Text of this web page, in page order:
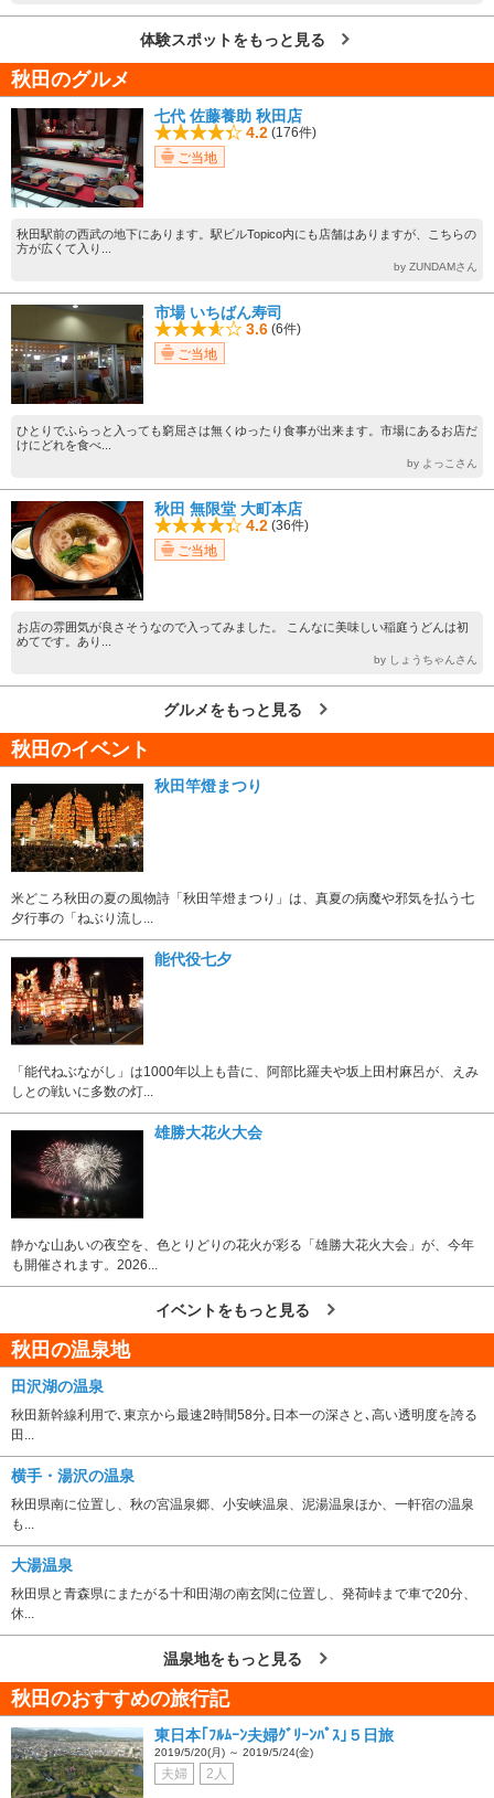
体験スポットをもっと見る
秋田のグルメ
七代 佐藤養助 秋田店
4.2 (176件)
ご当地
秋田駅前の西武の地下にあります。駅ビルTopico内にも店舗はありますが、こちらの
方が広くて入り...
by ZUNDAMさん
市場 いちばん寿司
3.6 (6件)
ご当地
ひとりでふらっと入っても窮屈さは無くゆったり食事が出来ます。市場にあるお店だ
けにどれを食べ...
by よっこさん
秋田 無限堂 大町本店
4.2 (36件)
ご当地
お店の雰囲気が良さそうなので入ってみました。 こんなに美味しい稲庭うどんは初
めてです。あり...
by しょうちゃんさん
グルメをもっと見る
秋田のイベント
秋田竿燈まつり
米どころ秋田の夏の風物詩「秋田竿燈まつり」は、真夏の病魔や邪気を払う七
夕行事の「ねぶり流し...
能代役七夕
「能代ねぶながし」は1000年以上も昔に、阿部比羅夫や坂上田村麻呂が、えみ
しとの戦いに多数の灯...
雄勝大花火大会
静かな山あいの夜空を、色とりどりの花火が彩る「雄勝大花火大会」が、今年
も開催されます。2026...
イベントをもっと見る
秋田の温泉地
田沢湖の温泉
秋田新幹線利用で､東京から最速2時間58分｡日本一の深さと､高い透明度を誇る
田...
横手・湯沢の温泉
秋田県南に位置し、秋の宮温泉郷、小安峡温泉、泥湯温泉ほか、一軒宿の温泉
も...
大湯温泉
秋田県と青森県にまたがる十和田湖の南玄関に位置し、発荷峠まで車で20分、
休...
温泉地をもっと見る
秋田のおすすめの旅行記
東日本｢ﾌﾙﾑｰﾝ夫婦ｸﾞﾘｰﾝﾊﾟｽ｣５日旅
2019/5/20(月) ～ 2019/5/24(金)
夫婦 2人